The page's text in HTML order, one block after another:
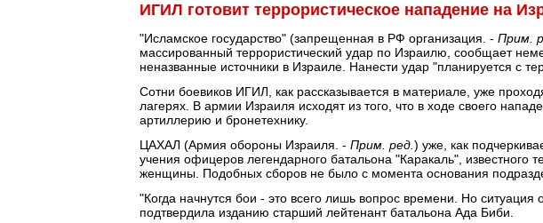
ИГИЛ готовит террористическое нападение на
"Исламское государство" (запрещенная в РФ организация. - Прим.
массированный террористический удар по Израилю, сообщает
неназванные источники в Израиле. Нанести удар "планируется с
Сотни боевиков ИГИЛ, как рассказывается в материале, уже
лагерях. В армии Израиля исходят из того, что в ходе своего
артиллерию и бронетехнику.
ЦАХАЛ (Армия обороны Израиля. - Прим. ред. ) уже, как
учения офицеров легендарного батальона "Каракаль", известного
женщины. Подобных сборов не было с момента основания
"Когда начнутся бои - это всего лишь вопрос времени. Но ситуация
подтвердила изданию старший лейтенант батальона Ада Биби.